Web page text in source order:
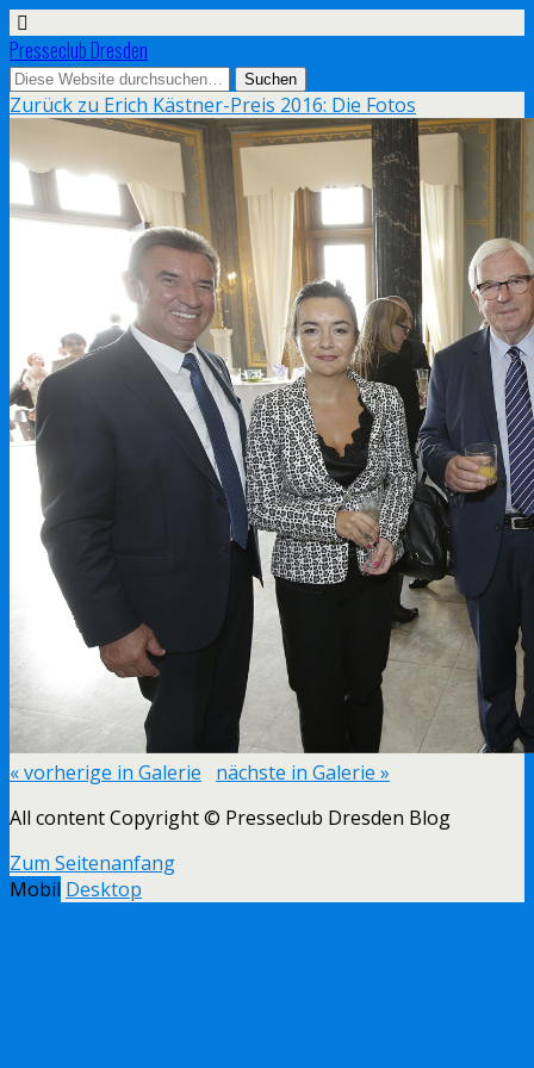
Presseclub Dresden
Zurück zu Erich Kästner-Preis 2016: Die Fotos
« vorherige in Galerie
nächste in Galerie »
All content Copyright © Presseclub Dresden Blog
Zum Seitenanfang
Mobil Desktop